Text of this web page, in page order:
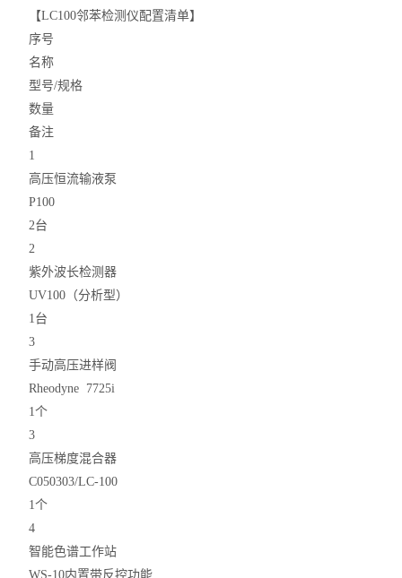
【LC100邻苯检测仪配置清单】
序号
名称
型号/规格
数量
备注
1
高压恒流输液泵
P100
2台
2
紫外波长检测器
UV100（分析型）
1台
3
手动高压进样阀
Rheodyne 7725i
1个
3
高压梯度混合器
C050303/LC-100
1个
4
智能色谱工作站
WS-10内置带反控功能